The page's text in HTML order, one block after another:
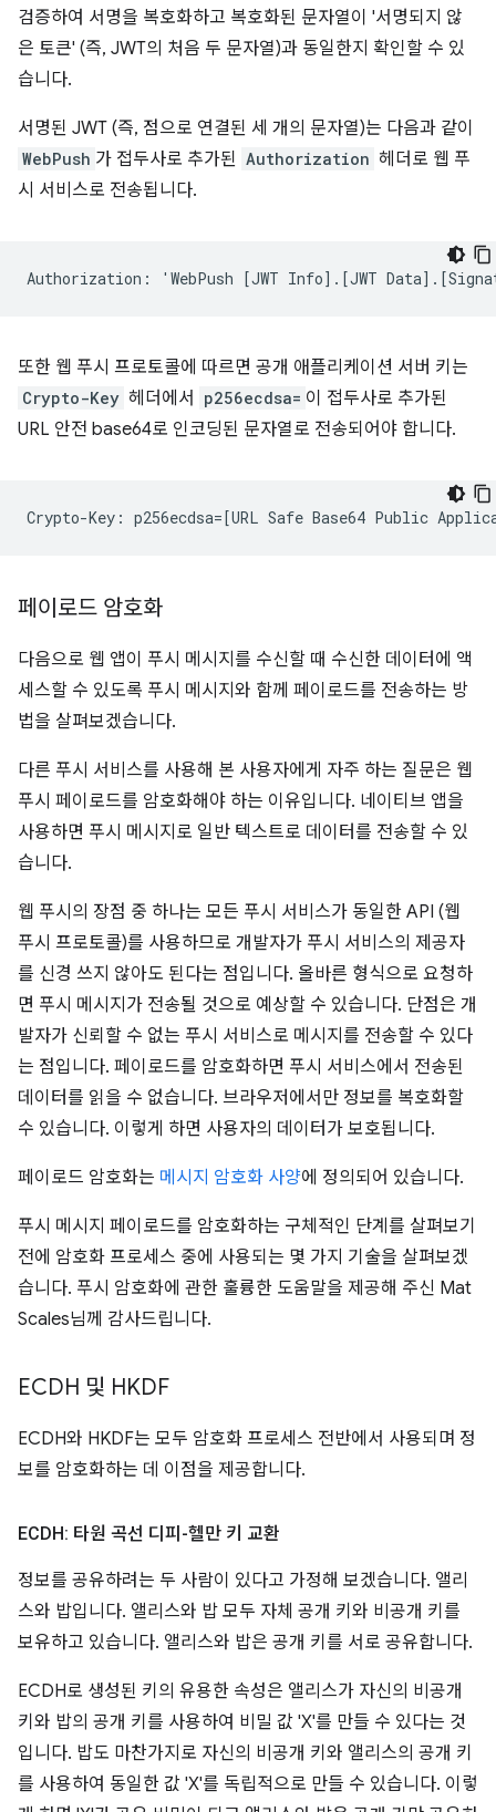
검증하여 서명을 복호화하고 복호화된 문자열이 '서명되지 않
은 토큰' (즉, JWT의 처음 두 문자열)과 동일한지 확인할 수 있
습니다.
서명된 JWT (즉, 점으로 연결된 세 개의 문자열)는 다음과 같이
WebPush 가 접두사로 추가된 Authorization 헤더로 웹 푸
시 서비스로 전송됩니다.
또한 웹 푸시 프로토콜에 따르면 공개 애플리케이션 서버 키는
Crypto-Key 헤더에서 p256ecdsa= 이 접두사로 추가된
URL 안전 base64로 인코딩된 문자열로 전송되어야 합니다.
페이로드 암호화
다음으로 웹 앱이 푸시 메시지를 수신할 때 수신한 데이터에 액
세스할 수 있도록 푸시 메시지와 함께 페이로드를 전송하는 방
법을 살펴보겠습니다.
다른 푸시 서비스를 사용해 본 사용자에게 자주 하는 질문은 웹
푸시 페이로드를 암호화해야 하는 이유입니다. 네이티브 앱을
사용하면 푸시 메시지로 일반 텍스트로 데이터를 전송할 수 있
습니다.
웹 푸시의 장점 중 하나는 모든 푸시 서비스가 동일한 API (웹
푸시 프로토콜)를 사용하므로 개발자가 푸시 서비스의 제공자
를 신경 쓰지 않아도 된다는 점입니다. 올바른 형식으로 요청하
면 푸시 메시지가 전송될 것으로 예상할 수 있습니다. 단점은 개
발자가 신뢰할 수 없는 푸시 서비스로 메시지를 전송할 수 있다
는 점입니다. 페이로드를 암호화하면 푸시 서비스에서 전송된
데이터를 읽을 수 없습니다. 브라우저에서만 정보를 복호화할
수 있습니다. 이렇게 하면 사용자의 데이터가 보호됩니다.
페이로드 암호화는 메시지 암호화 사양에 정의되어 있습니다.
푸시 메시지 페이로드를 암호화하는 구체적인 단계를 살펴보기
전에 암호화 프로세스 중에 사용되는 몇 가지 기술을 살펴보겠
습니다. 푸시 암호화에 관한 훌륭한 도움말을 제공해 주신 Mat
Scales님께 감사드립니다.
ECDH 및 HKDF
ECDH와 HKDF는 모두 암호화 프로세스 전반에서 사용되며 정
보를 암호화하는 데 이점을 제공합니다.
ECDH: 타원 곡선 디피-헬만 키 교환
정보를 공유하려는 두 사람이 있다고 가정해 보겠습니다. 앨리
스와 밥입니다. 앨리스와 밥 모두 자체 공개 키와 비공개 키를
보유하고 있습니다. 앨리스와 밥은 공개 키를 서로 공유합니다.
ECDH로 생성된 키의 유용한 속성은 앨리스가 자신의 비공개
키와 밥의 공개 키를 사용하여 비밀 값 'X'를 만들 수 있다는 것
입니다. 밥도 마찬가지로 자신의 비공개 키와 앨리스의 공개 키
를 사용하여 동일한 값 'X'를 독립적으로 만들 수 있습니다. 이렇